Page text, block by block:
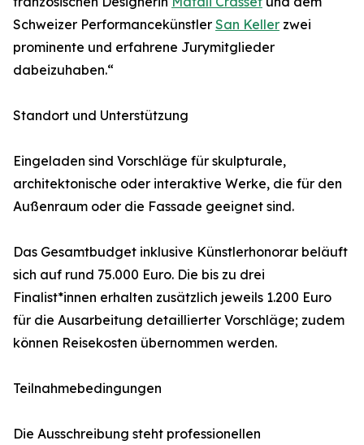
Schweizer Performancekünstler San Keller zwei
prominente und erfahrene Jurymitglieder
dabeizuhaben.“
Standort und Unterstützung
Eingeladen sind Vorschläge für skulpturale,
architektonische oder interaktive Werke, die für den
Außenraum oder die Fassade geeignet sind.
Das Gesamtbudget inklusive Künstlerhonorar beläuft
sich auf rund 75.000 Euro. Die bis zu drei
Finalist*innen erhalten zusätzlich jeweils 1.200 Euro
für die Ausarbeitung detaillierter Vorschläge; zudem
können Reisekosten übernommen werden.
Teilnahmebedingungen
Die Ausschreibung steht professionellen